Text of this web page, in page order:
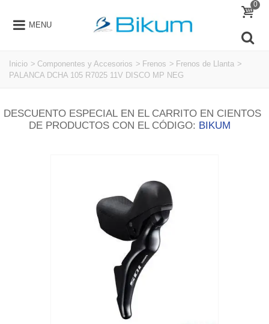
MENU
0
Inicio > Componentes y Accesorios > Frenos > Frenos de Llanta >
PALANCA DCHA 105 R7025 11V DISCO MP NEG
DESCUENTO ESPECIAL EN EL CARRITO EN CIENTOS
DE PRODUCTOS CON EL CÓDIGO: BIKUM